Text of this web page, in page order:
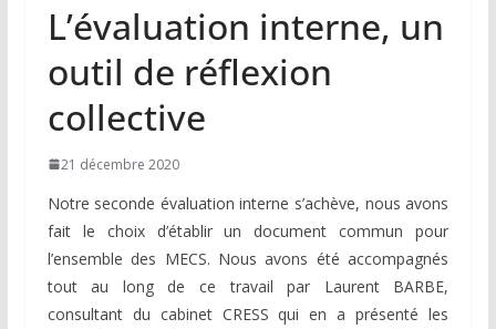
L’évaluation interne, un
outil de réflexion
collective
21 décembre 2020
Notre seconde évaluation interne s’achève, nous avons
fait le choix d’établir un document commun pour
l’ensemble des MECS. Nous avons été accompagnés
tout au long de ce travail par Laurent BARBE,
consultant du cabinet CRESS qui en a présenté les